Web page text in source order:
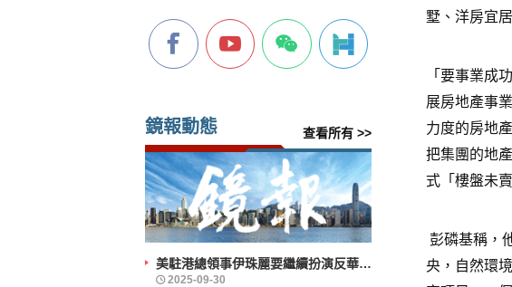
鏡報動態 查看所有 >>
美駐港總領事伊珠麗要繼續扮演反華鷹派角色？
墅、洋房宜
「要事業成
展房地產事
力度的房地
把集團的地
式「樓盤未
彭磷基稱，
央，自然環